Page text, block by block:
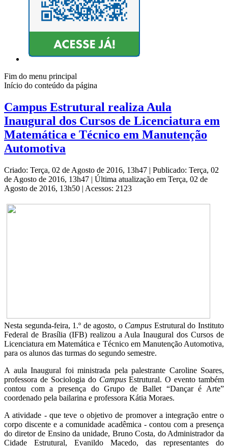
Fim do menu principal
Início do conteúdo da página
Campus Estrutural realiza Aula
Inaugural dos Cursos de Licenciatura em
Matemática e Técnico em Manutenção
Automotiva
Criado: Terça, 02 de Agosto de 2016, 13h47 | Publicado: Terça, 02
de Agosto de 2016, 13h47 | Última atualização em Terça, 02 de
Agosto de 2016, 13h50 | Acessos: 2123
Nesta segunda-feira, 1.º de agosto, o Campus Estrutural do Instituto
Federal de Brasília (IFB) realizou a Aula Inaugural dos Cursos de
Licenciatura em Matemática e Técnico em Manutenção Automotiva,
para os alunos das turmas do segundo semestre.
A aula Inaugural foi ministrada pela palestrante Caroline Soares,
professora de Sociologia do CampusEstrutural. O evento também
contou com a presença do Grupo de Ballet “Dançar é Arte”
coordenado pela bailarina e professora Kátia Moraes.
A atividade - que teve o objetivo de promover a integração entre o
corpo discente e a comunidade acadêmica - contou com a presença
do diretor de Ensino da unidade, Bruno Costa, do Administrador da
Cidade Estrutural, Evanildo Macedo, das representantes do